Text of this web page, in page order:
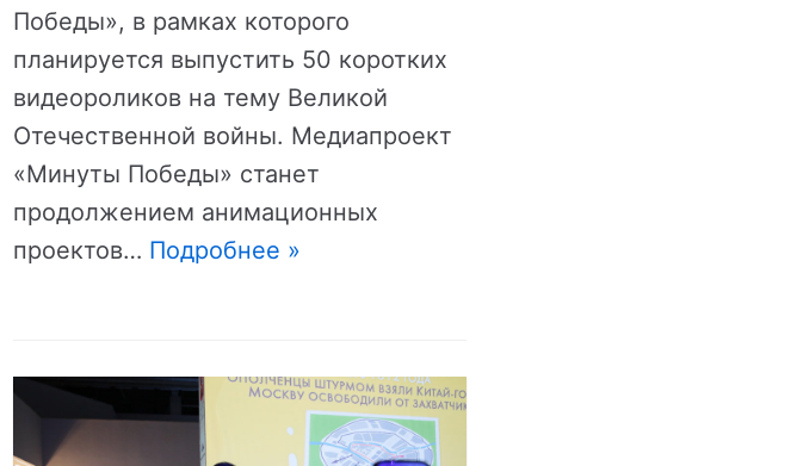
Победы», в рамках которого
планируется выпустить 50 коротких
видеороликов на тему Великой
Отечественной войны. Медиапроект
«Минуты Победы» станет
продолжением анимационных
проектов… Подробнее »